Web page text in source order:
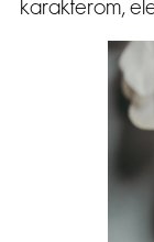
karakterom,